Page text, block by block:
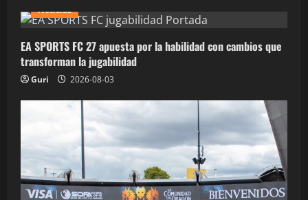
Noticias
EA SPORTS FC 27 apuesta por la habilidad con cambios que
transforman la jugabilidad
Guri 2026-08-03